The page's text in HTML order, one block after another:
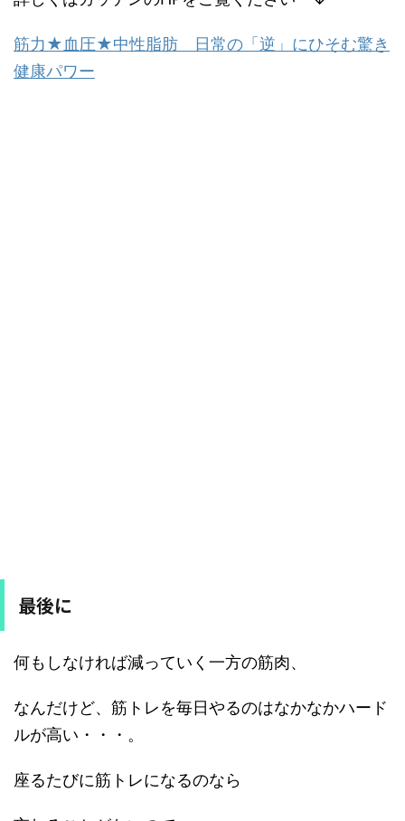
筋力★血圧★中性脂肪 日常の「逆」にひそむ驚き
健康パワー
最後に
何もしなければ減っていく一方の筋肉、
なんだけど、筋トレを毎日やるのはなかなかハード
ルが高い・・・。
座るたびに筋トレになるのなら